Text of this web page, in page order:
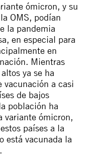
ómicron, y su
OMS, podían
la pandemia
en especial para
en
Mientras
ya se ha
a casi
de bajos
población ha
variante ómicron,
países a la
está vacunada la